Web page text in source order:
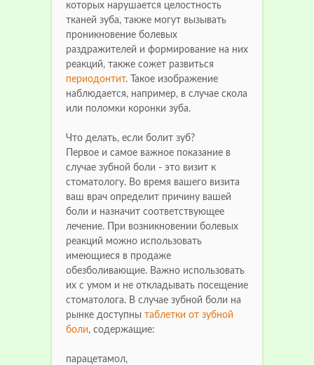
которых нарушается целостность
тканей зуба, также могут вызывать
проникновение болевых
раздражителей и формирование на них
реакций, также сожет развиться
периодонтит. Такое изображение
наблюдается, например, в случае скола
или поломки коронки зуба.
Что делать, если болит зуб?
Первое и самое важное показание в
случае зубной боли - это визит к
стоматологу. Во время вашего визита
ваш врач определит причину вашей
боли и назначит соответствующее
лечение. При возникновении болевых
реакций можно использовать
имеющиеся в продаже
обезболивающие. Важно использовать
их с умом и не откладывать посещение
стоматолога. В случае зубной боли на
рынке доступны таблетки от зубной
боли, содержащие:
парацетамол,